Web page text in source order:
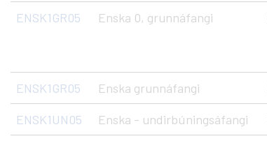
ENSK1GR05 Enska 0, grunnáfangi
ENSK1GR05 Enska grunnáfangi
ENSK1UN05 Enska - undirbúningsáfangi